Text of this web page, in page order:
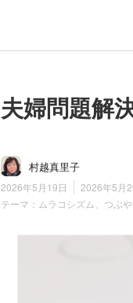
夫婦問題解
村越真里子
2026年5月19日
2026年5月
テーマ： ムラコシズム、つぶや